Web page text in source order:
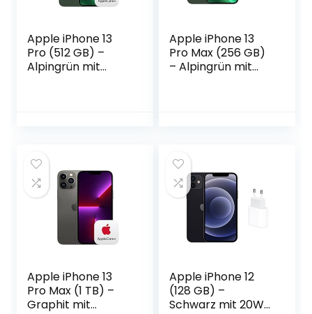
Apple iPhone 13
Pro (512 GB) –
Alpingrün mit
Apple iPhone 13
Pro Max (256 GB)
– Alpingrün mit
Apple iPhone 13
Pro Max (1 TB) –
Graphit mit
Apple iPhone 12
(128 GB) –
Schwarz mit 20W